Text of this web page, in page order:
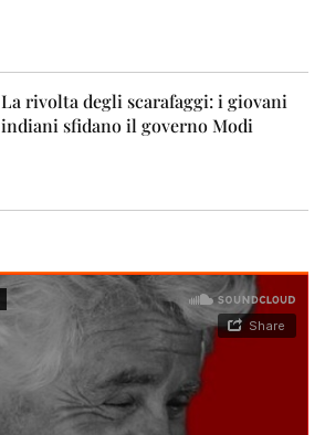
La rivolta degli scarafaggi: i giovani
indiani sfidano il governo Modi